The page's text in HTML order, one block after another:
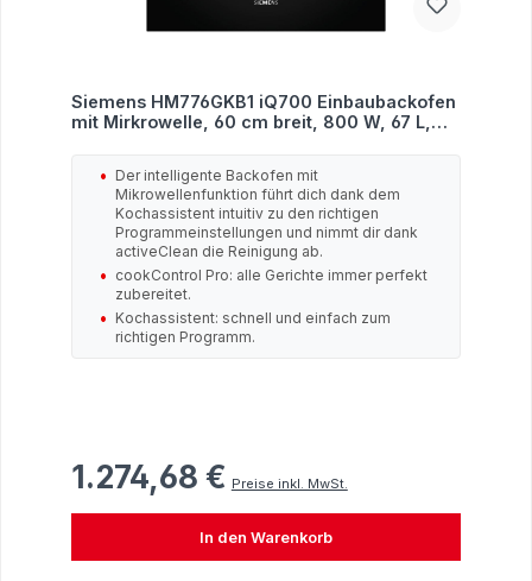
Siemens HM776GKB1 iQ700 Einbaubackofen
mit Mirkrowelle, 60 cm breit, 800 W, 67 L,
Der intelligente Backofen mit
Mikrowellenfunktion führt dich dank dem
Kochassistent intuitiv zu den richtigen
Programmeinstellungen und nimmt dir dank
activeClean die Reinigung ab.
cookControl Pro: alle Gerichte immer perfekt
zubereitet.
Kochassistent: schnell und einfach zum
richtigen Programm.
Regulärer Preis:
1.274,68 € Preise inkl. MwSt.
In den Warenkorb